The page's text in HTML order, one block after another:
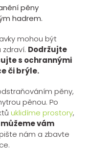
pěny
hadrem.
mohou být
Dodržujte
s ochrannými
či brýle.
pěny,
pěnou. Po
uklidíme prostory,
můžeme vám
nám a zbavte